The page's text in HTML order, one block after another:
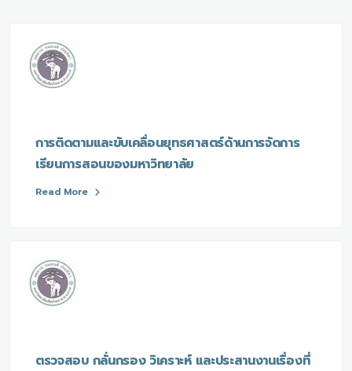
การติดตามและขับเคลื่อนยุทธศาสตร์ด้านการจัดการ
เรียนการสอนของมหาวิทยาลัย
Read More
ตรวจสอบ กลั่นกรอง วิเคราะห์ และประสานงานเรื่องที่